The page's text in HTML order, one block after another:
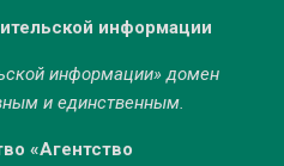
информации
информации» домен
и единственным.
«Агентство